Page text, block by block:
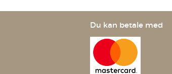
Du kan betale med